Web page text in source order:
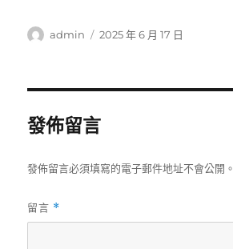
作
admin
發
2025 年 6 月 17 日
發佈留言
發佈留言必須填寫的電子郵件地址不會公開。
留言 *